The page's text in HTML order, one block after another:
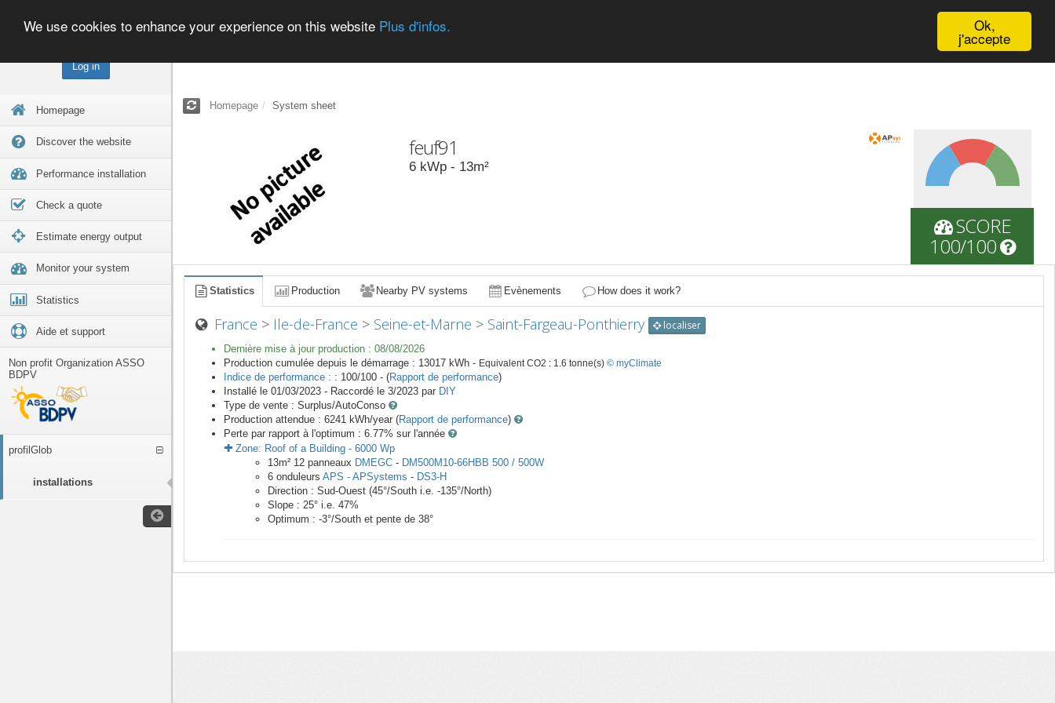
Log in
Homepage
Discover the website
Performance installation
Check a quote
Estimate energy output
Monitor your system
Statistics
Aide et support
Non profit Organization ASSO
BDPV
profilGlob
installations
Ok,
j'accepte
We use cookies to enhance your experience on this website Plus d'infos.
Homepage System sheet
feuf91
6 kWp - 13m²
SCORE
100/100
Statistics Production Nearby PV systems Evènements How does it work?
France > Ile-de-France > Seine-et-Marne > Saint-Fargeau-Ponthierry localiser
Dernière mise à jour production : 08/08/2026
Production cumulée depuis le démarrage : 13017 kWh - Equivalent CO2 : 1.6 tonne(s) © myClimate
Indice de performance : : 100/100 - (Rapport de performance)
Installé le 01/03/2023 - Raccordé le 3/2023 par DIY
Type de vente : Surplus/AutoConso
Production attendue : 6241 kWh/year (Rapport de performance)
Perte par rapport à l'optimum : 6.77% sur l'année
Zone: Roof of a Building - 6000 Wp
13m² 12 panneaux DMEGC - DM500M10-66HBB 500 / 500W
6 onduleurs APS - APSystems - DS3-H
Direction : Sud-Ouest (45°/South i.e. -135°/North)
Slope : 25° i.e. 47%
Optimum : -3°/South et pente de 38°